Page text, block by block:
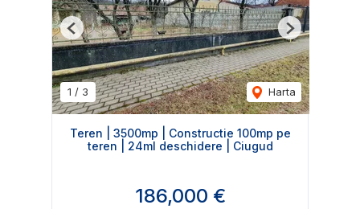
1 / 3 Harta
Previous Next
Teren | 3500mp | Constructie 100mp pe
teren | 24ml deschidere | Ciugud
186,000 €